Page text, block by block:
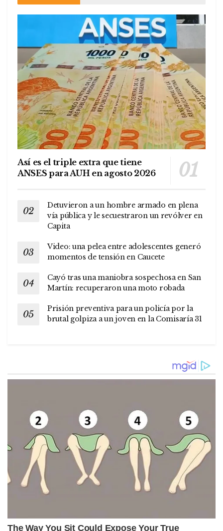
Así es el triple extra que tiene
ANSES para AUH en agosto 2026
Detuvieron a un hombre armado en plena
vía pública y le secuestraron un revólver en
Capita
Video: una pelea entre adolescentes generó
momentos de tensión en Caucete
Cayó tras una maniobra sospechosa en San
Martín: recuperaron una moto robada
Prisión preventiva para un policía por la
brutal golpiza a un joven en la Comisaría 31